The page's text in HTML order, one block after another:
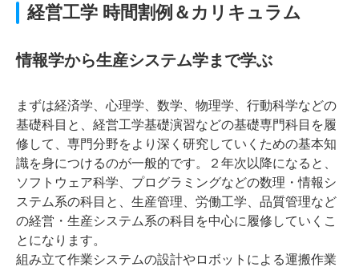
経営工学 時間割例＆カリキュラム
情報学から生産システム学まで学ぶ
まずは経済学、心理学、数学、物理学、行動科学などの
基礎科目と、経営工学基礎演習などの基礎専門科目を履
修して、専門分野をより深く研究していくための基本知
識を身につけるのが一般的です。２年次以降になると、
ソフトウェア科学、プログラミングなどの数理・情報シ
ステム系の科目と、生産管理、労働工学、品質管理など
の経営・生産システム系の科目を中心に履修していくこ
とになります。
組み立て作業システムの設計やロボットによる運搬作業